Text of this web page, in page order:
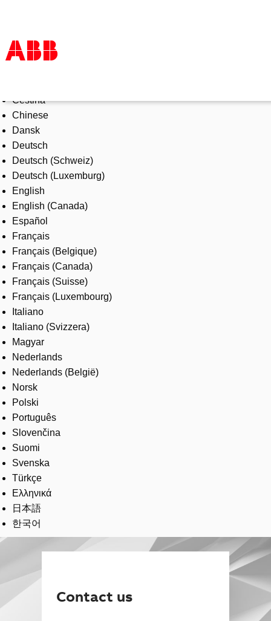
Products & Solutions
Industries
Services
About us
Where to buy
Contact us
Careers
Čeština
Chinese
Dansk
Deutsch
Deutsch (Schweiz)
Deutsch (Luxemburg)
English
English (Canada)
Español
Français
Français (Belgique)
Français (Canada)
Français (Suisse)
Français (Luxembourg)
Italiano
Italiano (Svizzera)
Magyar
Nederlands
Nederlands (België)
Norsk
Polski
Português
Slovenčina
Suomi
Svenska
Türkçe
Ελληνικά
日本語
한국어
Contact us